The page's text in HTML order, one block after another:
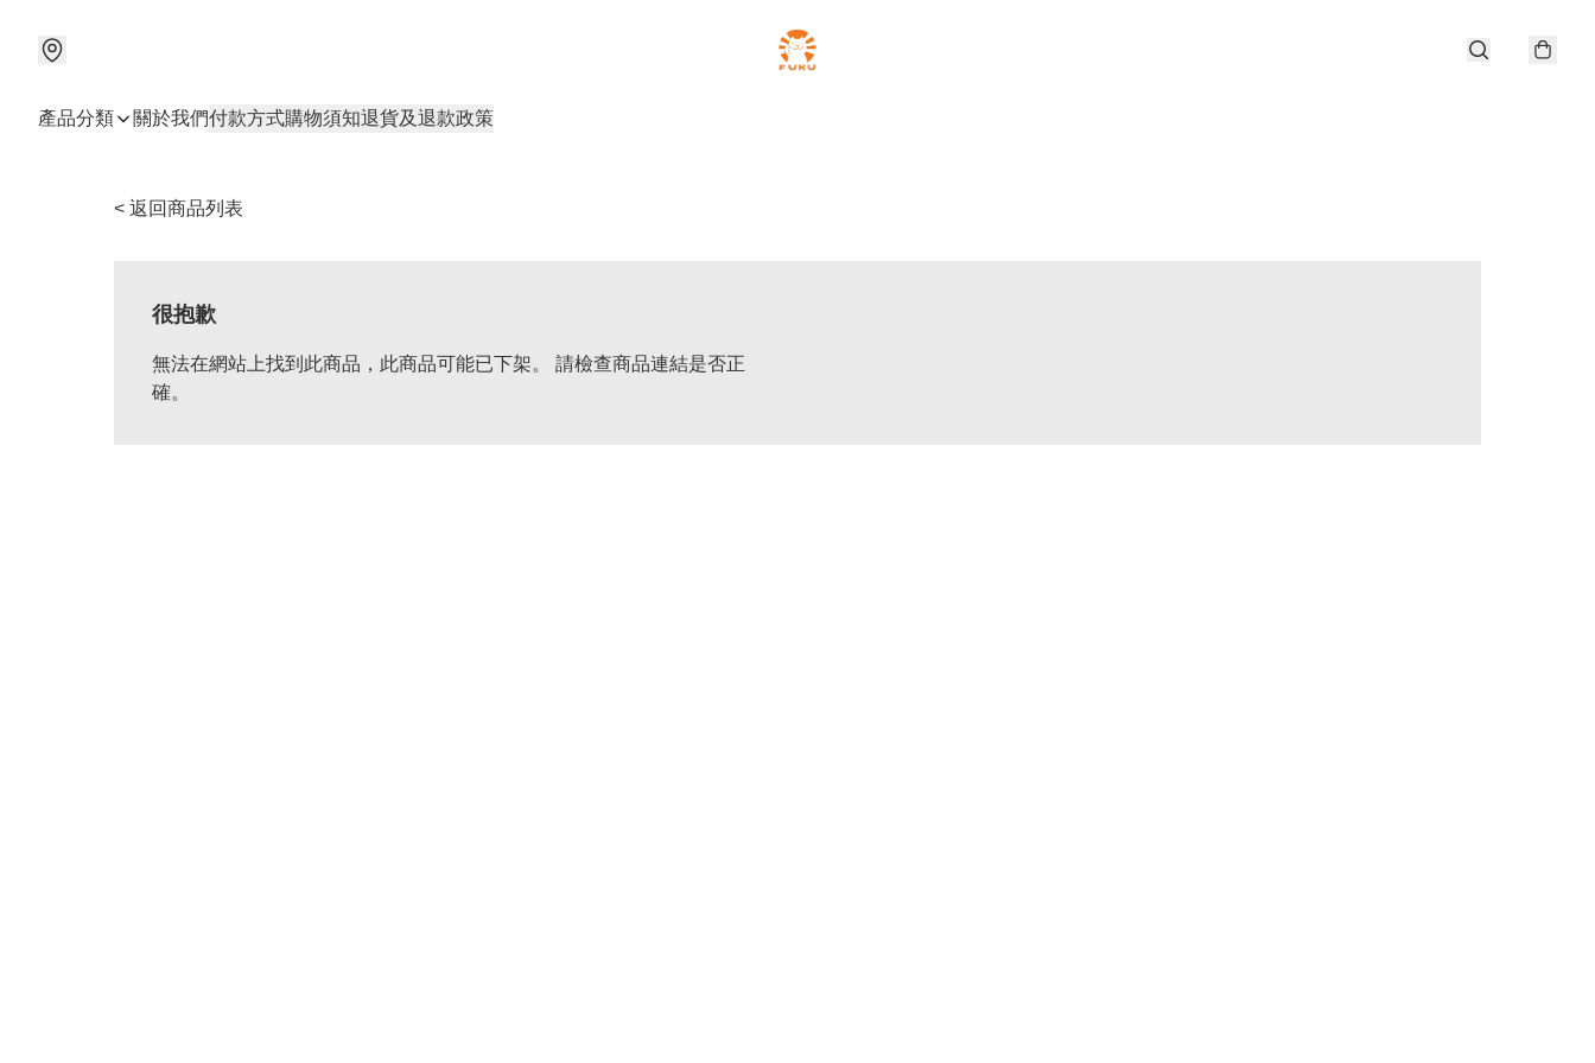
產品分類 關於我們付款方式購物須知退貨及退款政策
< 返回商品列表
很抱歉
無法在網站上找到此商品，此商品可能已下架。 請檢查商品連結是否正
確。